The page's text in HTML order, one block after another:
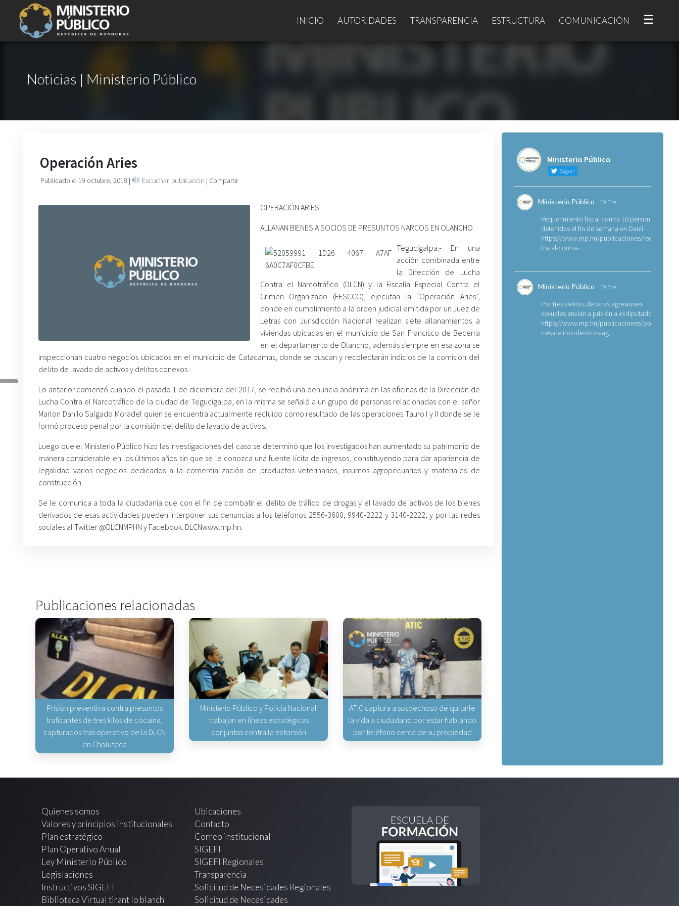
INICIO AUTORIDADES TRANSPARENCIA ESTRUCTURA COMUNICACIÓN ☰
Noticias | Ministerio Público
Operación Aries
Publicado el 19 octubre, 2018 | Escuchar publicación | Compartir
OPERACIÓN ARIES
ALLANAN BIENES A SOCIOS DE PRESUNTOS NARCOS EN OLANCHO
Tegucigalpa.- En una
acción combinada entre
la Dirección de Lucha
Contra el Narcotráfico (DLCN) y la Fiscalía Especial Contra el
Crimen Organizado (FESCCO), ejecutan la “Operación Aries”,
donde en cumplimiento a la orden judicial emitida por un Juez de
Letras con Jurisdicción Nacional realizan siete allanamientos a
viviendas ubicadas en el municipio de San Francisco de Becerra
en el departamento de Olancho, además siempre en esa zona se
inspeccionan cuatro negocios ubicados en el municipio de Catacamas, donde se buscan y recolectarán indicios de la comisión del
delito de lavado de activos y delitos conexos.
Lo anterior comenzó cuando el pasado 1 de diciembre del 2017, se recibió una denuncia anónima en las oficinas de la Dirección de
Lucha Contra el Narcotráfico de la ciudad de Tegucigalpa, en la misma se señaló a un grupo de personas relacionadas con el señor
Marlon Danilo Salgado Moradel quien se encuentra actualmente recluido como resultado de las operaciones Tauro I y II donde se le
formó proceso penal por la comisión del delito de lavado de activos.
Luego que el Ministerio Público hizo las investigaciones del caso se determinó que los investigados han aumentado su patrimonio de
manera considerable en los últimos años sin que se le conozca una fuente lícita de ingresos, constituyendo para dar apariencia de
legalidad varios negocios dedicados a la comercialización de productos veterinarios, insumos agropecuarios y materiales de
construcción.
Se le comunica a toda la ciudadanía que con el fin de combatir el delito de tráfico de drogas y el lavado de activos de los bienes
derivados de esas actividades pueden interponer sus denuncias a los teléfonos 2556-3600, 9940-2222 y 3140-2222, y por las redes
sociales al Twitter @DLCNMPHN y Facebook: DLCNwww.mp.hn.
Publicaciones relacionadas
Prisión preventiva contra presuntos
traficantes de tres kilos de cocaína,
capturados tras operativo de la DLCN
en Choluteca
Ministerio Público y Policía Nacional
trabajan en líneas estratégicas
conjuntas contra la extorsión
ATIC captura a sospechoso de quitarle
la vida a ciudadano por estar hablando
por teléfono cerca de su propiedad
Ministerio Público
Seguir
Ministerio Público 19 Ene
Requerimiento fiscal contra 10 personas
detenidas el fin de semana en Danlí
https://www.mp.hn/publicaciones/
fiscal-contra-...
Ministerio Público 19 Ene
Por tres delitos de otras agresiones
sexuales envían a prisión a exdiputado
https://www.mp.hn/publicaciones/por-
tres-delitos-de-otras-ag...
Quienes somos
Valores y principios institucionales
Plan estratégico
Plan Operativo Anual
Ley Ministerio Público
Legislaciones
Instructivos SIGEFI
Biblioteca Virtual tirant lo blanch
Ubicaciones
Contacto
Correo institucional
SIGEFI
SIGEFI Regionales
Transparencia
Solicitud de Necesidades Regionales
Solicitud de Necesidades